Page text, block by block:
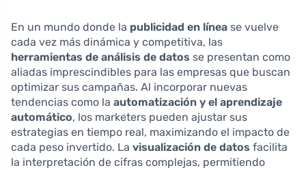
En un mundo donde la publicidad en línea se vuelve
cada vez más dinámica y competitiva, las
herramientas de análisis de datos se presentan como
aliadas imprescindibles para las empresas que buscan
optimizar sus campañas. Al incorporar nuevas
tendencias como la automatización y el aprendizaje
automático, los marketers pueden ajustar sus
estrategias en tiempo real, maximizando el impacto de
cada peso invertido. La visualización de datos facilita
la interpretación de cifras complejas, permitiendo